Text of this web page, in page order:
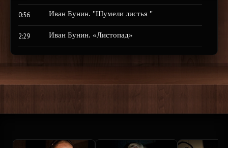
0:56 Иван Бунин. "Шумели листья "
2:29 Иван Бунин. «Листопад»